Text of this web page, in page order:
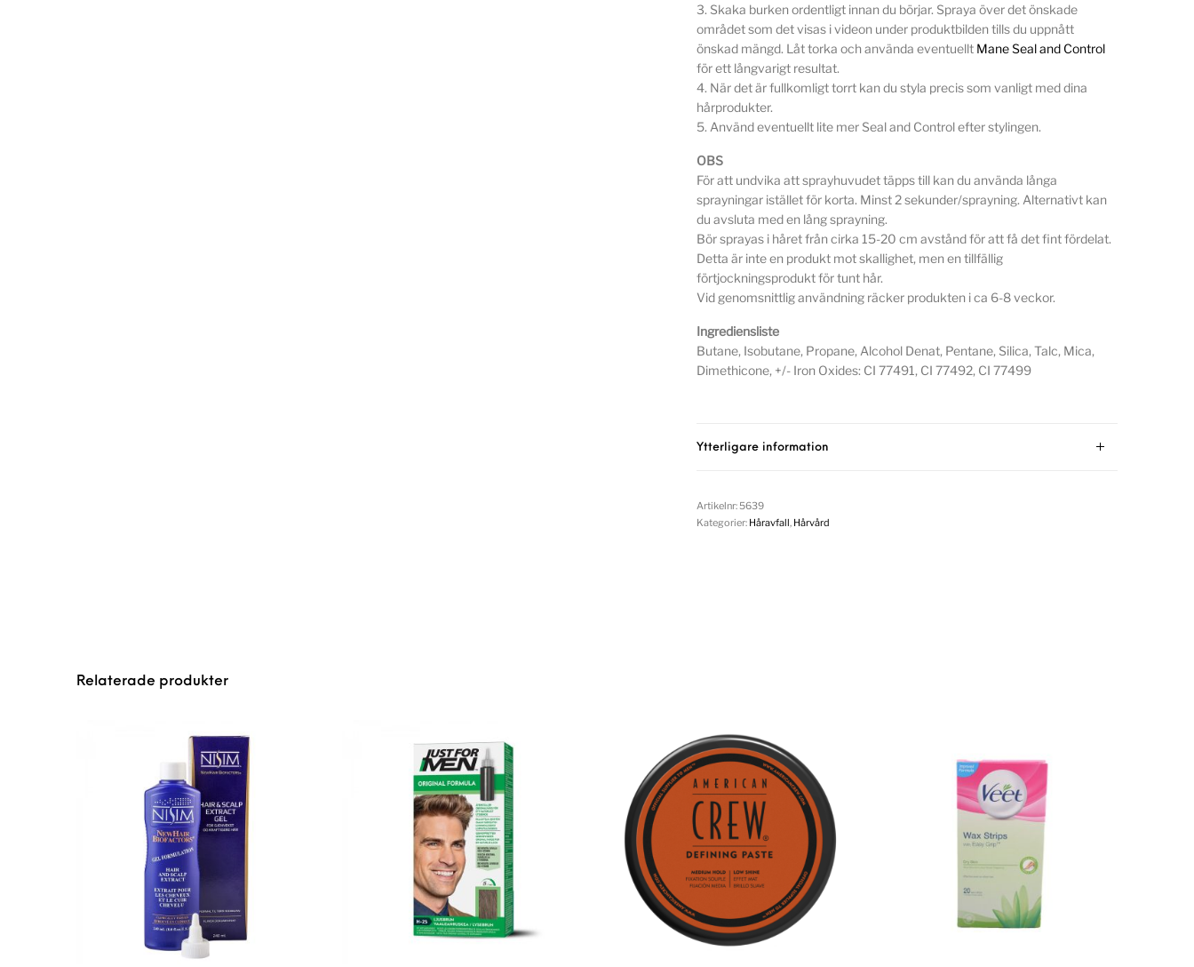
3. Skaka burken ordentligt innan du börjar. Spraya över det önskade
området som det visas i videon under produktbilden tills du uppnått
önskad mängd. Låt torka och använda eventuellt Mane Seal and Control
för ett långvarigt resultat.
4. När det är fullkomligt torrt kan du styla precis som vanligt med dina
hårprodukter.
5. Använd eventuellt lite mer Seal and Control efter stylingen.
OBS
För att undvika att sprayhuvudet täpps till kan du använda långa
sprayningar istället för korta. Minst 2 sekunder/sprayning. Alternativt kan
du avsluta med en lång sprayning.
Bör sprayas i håret från cirka 15-20 cm avstånd för att få det fint fördelat.
Detta är inte en produkt mot skallighet, men en tillfällig
förtjockningsprodukt för tunt hår.
Vid genomsnittlig användning räcker produkten i ca 6-8 veckor.
Ingrediensliste
Butane, Isobutane, Propane, Alcohol Denat, Pentane, Silica, Talc, Mica,
Dimethicone, +/- Iron Oxides: CI 77491, CI 77492, CI 77499
Ytterligare information
Artikelnr: 5639
Kategorier: Håravfall Hårvård
Relaterade produkter